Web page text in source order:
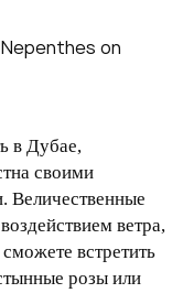
on
в Дубае,
своими
ветра,
встретить
розы или